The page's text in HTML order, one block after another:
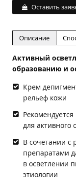
Оставить
Описание
Активный
образованию и
Крем
рельеф кожи
для
В сочетании
препаратами
в осветлении
этиологии